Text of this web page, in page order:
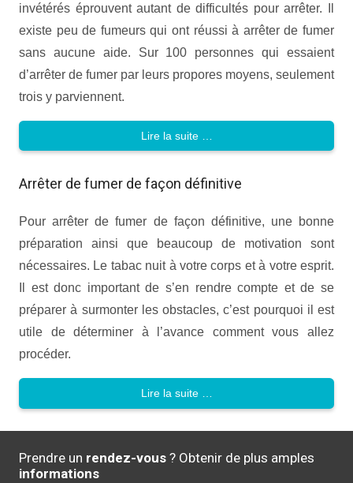
invétérés éprouvent autant de difficultés pour arrêter. Il
existe peu de fumeurs qui ont réussi à arrêter de fumer
sans aucune aide. Sur 100 personnes qui essaient
d’arrêter de fumer par leurs propores moyens, seulement
trois y parviennent.
Lire la suite …
Arrêter de fumer de façon définitive
Pour arrêter de fumer de façon définitive, une bonne
préparation ainsi que beaucoup de motivation sont
nécessaires. Le tabac nuit à votre corps et à votre esprit.
Il est donc important de s’en rendre compte et de se
préparer à surmonter les obstacles, c’est pourquoi il est
utile de déterminer à l’avance comment vous allez
procéder.
Lire la suite …
Prendre un rendez-vous ? Obtenir de plus amples
informations